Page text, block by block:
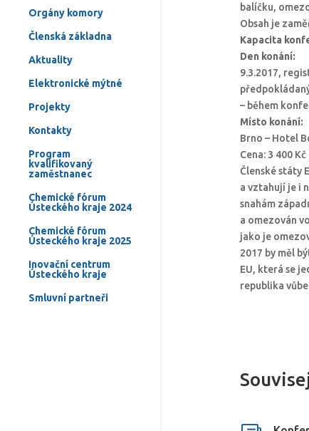
Orgány komory
Členská základna
Aktuality
Elektronické mýtné
Projekty
Kontakty
Program
kvalifikovaný
zaměstnanec
Chemické fórum
Ústeckého kraje 2024
Chemické fórum
Ústeckého kraje 2025
Inovační centrum
Ústeckého kraje
Smluvní partneři
balíčku,
Obsah je
Kapacita
Den konání:
9.3.2017,
– během
Místo konání:
Brno – Hotel
Cena: 3 400
Členské státy
a vztahují je i
snahám
a omezován
jako je
2017 by měl
EU, která se
republika